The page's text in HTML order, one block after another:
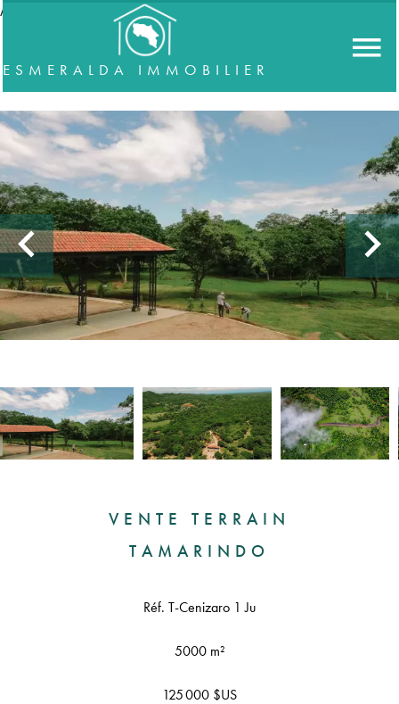
//accordeon
ESMERALDA IMMOBILIER
VENTE TERRAIN
TAMARINDO
Réf. T-Cenizaro 1 Ju
5000 m²
125 000 $US